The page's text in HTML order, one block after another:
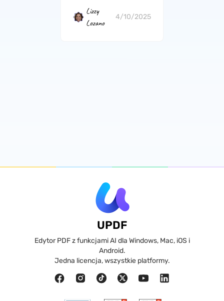
Lizzy
Lozano
4/10/2025
UPDF
Edytor PDF z funkcjami AI dla Windows, Mac, iOS i
Android.
Jedna licencja, wszystkie platformy.